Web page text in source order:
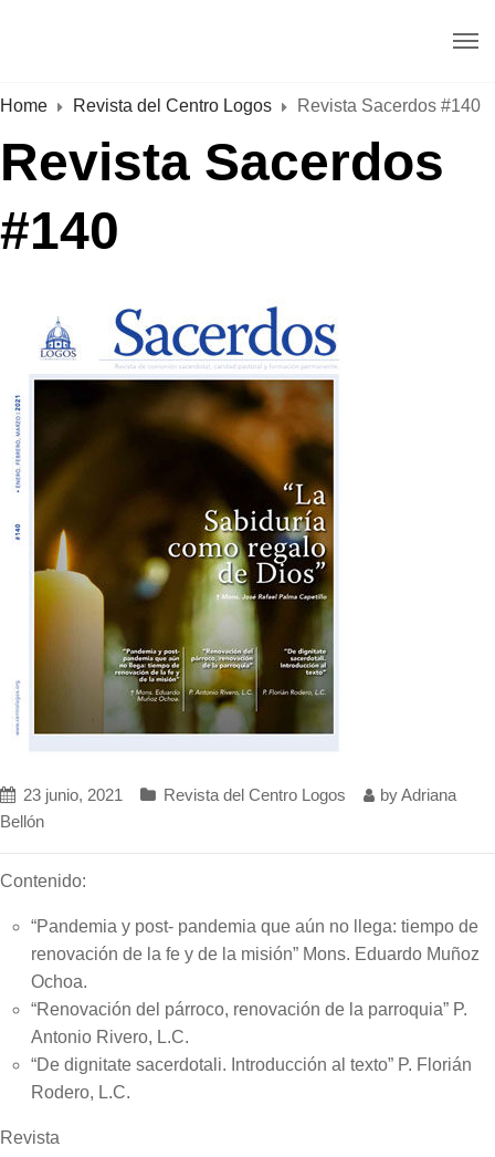
Home Revista del Centro Logos Revista Sacerdos #140
Revista Sacerdos
#140
23 junio, 2021 Revista del Centro Logos byAdriana
Bellón
Contenido:
“Pandemia y post- pandemia que aún no llega: tiempo de
renovación de la fe y de la misión” Mons. Eduardo Muñoz
Ochoa.
“Renovación del párroco, renovación de la parroquia” P.
Antonio Rivero, L.C.
“De dignitate sacerdotali. Introducción al texto” P. Florián
Rodero, L.C.
Revista